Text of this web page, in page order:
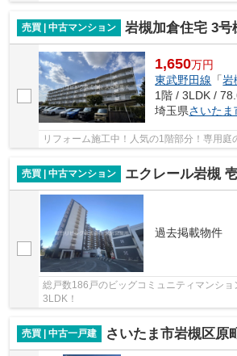
売買 | 中古マンション 岩槻加倉住宅 3号
1,650万円
東武野田線 「岩
1階 / 3LDK /
埼玉県さいた
リフォーム施工中！人気の1階部分！専用庭
売買 | 中古マンション エクレール岩槻
過去掲載物件
総戸数186戸のビッグコミュニティマンシ
3LDK！
売買 | 中古一戸建 さいたま市岩槻区原町 〇タクト